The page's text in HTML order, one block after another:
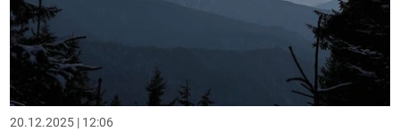
20.12.2025 | 12:06